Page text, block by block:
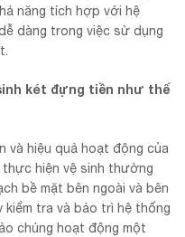
năng tích hợp với hệ
dàng trong việc sử dụng
két đựng tiền như thế
và hiệu quả hoạt động của
hiện vệ sinh thường
bề mặt bên ngoài và bên
kiểm tra và bảo trì hệ thống
chúng hoạt động một